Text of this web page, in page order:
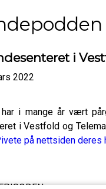
i
2022
har i mange år vært
i Vestfold og
på nettsiden deres